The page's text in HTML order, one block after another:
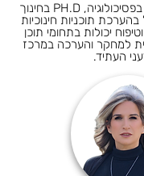
ד"ר רחל זורמן, MA בפסיכולוגיה, PH.D בחינוך
תוכניות חינוכיות
יכולות בתחומי תוכן
למחקר והערכה במרכז
העתיד.